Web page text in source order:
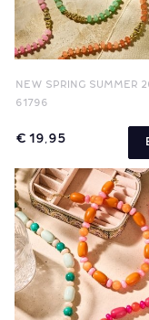
NEW SPRING SUMMER
61796
€ 19,95